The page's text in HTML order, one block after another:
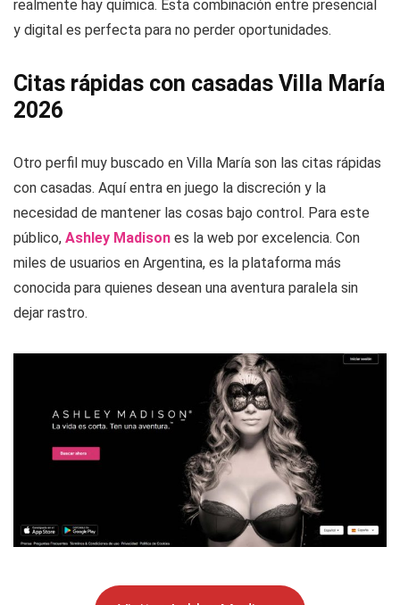
realmente hay química. Esta combinación entre presencial
y digital es perfecta para no perder oportunidades.
Citas rápidas con casadas Villa María
2026
Otro perfil muy buscado en Villa María son las citas rápidas
con casadas. Aquí entra en juego la discreción y la
necesidad de mantener las cosas bajo control. Para este
público, Ashley Madison es la web por excelencia. Con
miles de usuarios en Argentina, es la plataforma más
conocida para quienes desean una aventura paralela sin
dejar rastro.